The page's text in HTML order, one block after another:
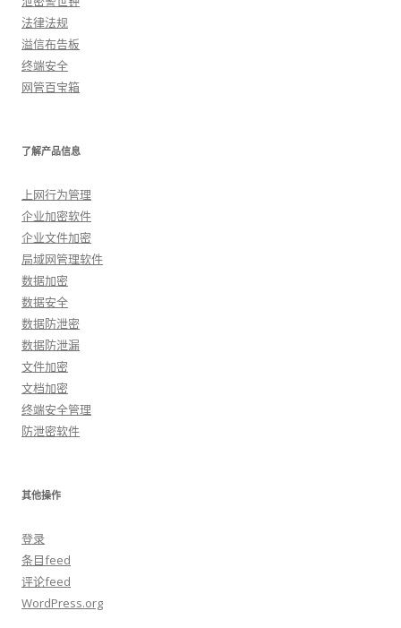
法律法规
溢信布告板
终端安全
网管百宝箱
了解产品信息
上网行为管理
企业加密软件
企业文件加密
局域网管理软件
数据加密
数据安全
数据防泄密
数据防泄漏
文件加密
文档加密
终端安全管理
防泄密软件
其他操作
登录
条目feed
评论feed
WordPress.org